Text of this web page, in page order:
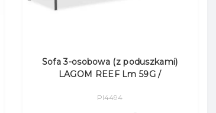
Sofa 3-osobowa (z poduszkami)
LAGOM REEF Lm 59G /
Pl4494